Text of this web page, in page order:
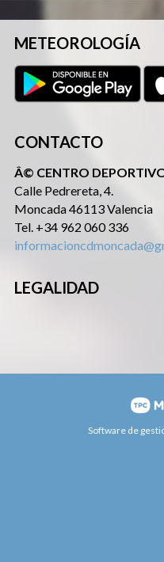
METEOROLOGÍA
CONTACTO
Â© CENTRO
Calle Pedrereta, 4.
Moncada 46113 Valencia
Tel. +34 962 060 336
LEGALIDAD
Software de